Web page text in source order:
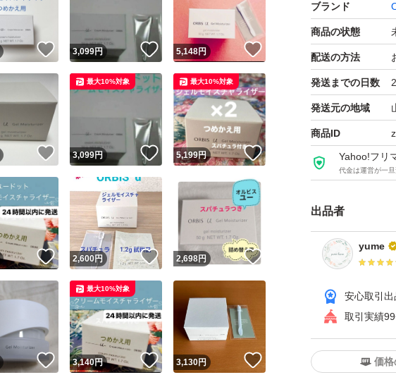
ブランド
商品の状態
配送の方法
発送までの日数
発送元の地域
商品ID
Yahoo!フリ
代金は運営が一
出品者
yume
安心取引出
取引実績
価格
いいね！
3,099円 いいね！
5,148円
いいね！
3,099円 いいね！
最大10%対象
5,199円 いいね！
最大10%対象
いいね！
2,600円 いいね！
2,698円
いいね！
3,140円 いいね！
最大10%対象
3,130円